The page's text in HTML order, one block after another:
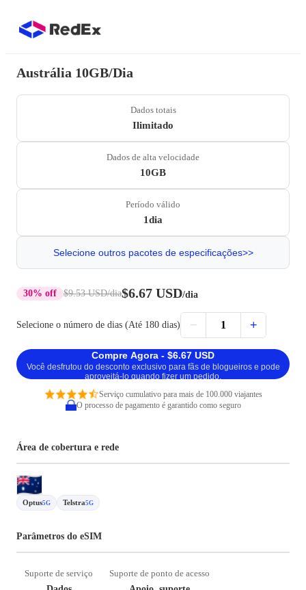
Austrália 10GB/Dia
Dados totais
Ilimitado
Dados de alta velocidade
10GB
Período válido
1dia
Selecione outros pacotes de especificações>>
30% off $9.53 USD/dia$6.67 USD/dia
Selecione o número de dias (Até 180 dias) − 1 +
Compre Agora - $6.67 USD
Você desfrutou do desconto exclusivo para fãs de blogueiros e pode
aproveitá-lo quando fizer um pedido.
Serviço cumulativo para mais de 100.000 viajantes
O processo de pagamento é garantido como seguro
Área de cobertura e rede
Optus5G Telstra5G
Parâmetros do eSIM
Suporte de serviço
Suporte de ponto de acesso